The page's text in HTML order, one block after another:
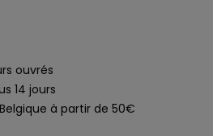
ouvrés
14 jours
à partir de 50€